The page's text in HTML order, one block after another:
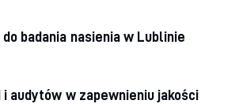
badania nasienia w Lublinie
audytów w zapewnieniu jakości